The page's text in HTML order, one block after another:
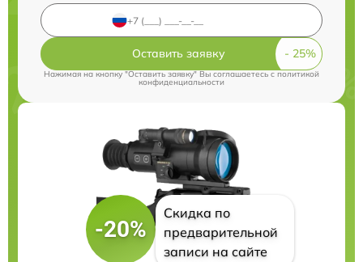
Оставить заявку
Нажимая на кнопку "Оставить заявку" Вы соглашаетесь cполитикой
конфиденциальности
-20%
Скидка по
предварительной
записи на сайте